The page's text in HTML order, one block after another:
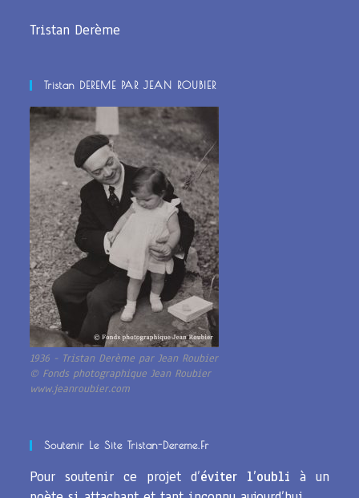
Tristan Derème
Tristan DEREME PAR JEAN ROUBIER
1936 - Tristan Derème par Jean Roubier
© Fonds photographique Jean Roubier
www.jeanroubier.com
Soutenir Le Site Tristan-Dereme.fr
Pour soutenir ce projet d’éviter l’oubli à un